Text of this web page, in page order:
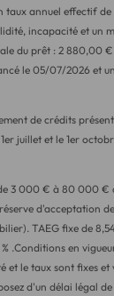
taux annuel effectif de
incapacité et un
du prêt : 2 880,00
le 05/07/2026 et
de crédits
juillet et le 1er
3 000 € à 80 000 €
d'acceptation
TAEG fixe de
% .Conditions en
et le taux sont fixes
d'un délai légal